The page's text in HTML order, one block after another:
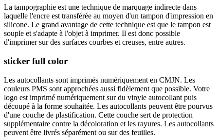
La tampographie est une technique de marquage indirecte dans
laquelle l'encre est transférée au moyen d'un tampon d'impression en
silicone. Le grand avantage de cette technique est que le tampon est
souple et s'adapte à l'objet à imprimer. Il est donc possible
d'imprimer sur des surfaces courbes et creuses, entre autres.
sticker full color
Les autocollants sont imprimés numériquement en CMJN. Les
couleurs PMS sont approchées aussi fidèlement que possible. Votre
logo est imprimé numériquement sur du vinyle autocollant puis
découpé à la forme souhaitée. Les autocollants peuvent être pourvus
d'une couche de plastification. Cette couche sert de protection
supplémentaire contre la décoloration et les rayures. Les autocollants
peuvent être livrés séparément ou sur des feuilles.